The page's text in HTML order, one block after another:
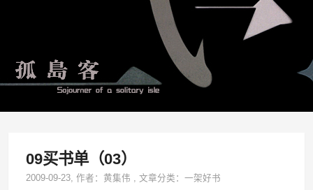
09买书单（03）
2009-09-23, 作者：黄集伟 ,文章分类：一架好书